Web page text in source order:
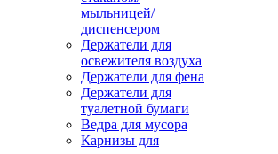
мыльницей/
диспенсером
Держатели для
освежителя воздуха
Держатели для фена
Держатели для
туалетной бумаги
Ведра для мусора
Карнизы для